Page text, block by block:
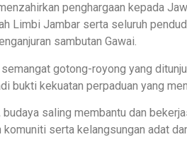
penghargaan kepada
Limbi Jambar serta seluruh
sambutan Gawai.
gotong-royong yang
bukti kekuatan perpaduan yang
budaya saling membantu dan
komuniti serta kelangsungan adat